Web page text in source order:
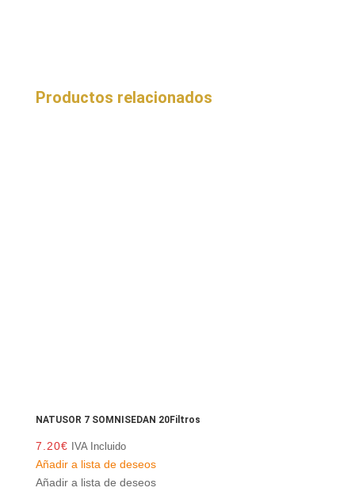
Productos relacionados
NATUSOR 7 SOMNISEDAN 20Filtros
7.20€ IVA Incluido
Añadir a lista de deseos
Añadir a lista de deseos